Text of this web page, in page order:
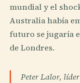
mundial y el
Australia había
futuro se jugaría
de Londres.
Peter Lalor,